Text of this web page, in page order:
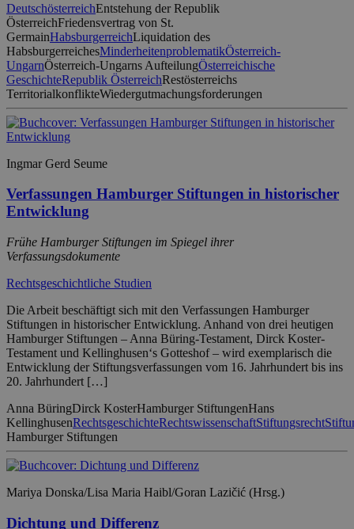
DeutschösterreichEntstehung der Republik
ÖsterreichFriedensvertrag von St.
GermainHabsburgerreichLiquidation des
HabsburgerreichesMinderheitenproblematikÖsterreich-
UngarnÖsterreich-Ungarns AufteilungÖsterreichische
GeschichteRepublik ÖsterreichRestösterreichs
TerritorialkonflikteWiedergutmachungsforderungen
Ingmar Gerd Seume
Verfassungen Hamburger Stiftungen in historischer
Entwicklung
Frühe Hamburger Stiftungen im Spiegel ihrer
Verfassungsdokumente
Rechtsgeschichtliche Studien
Die Arbeit beschäftigt sich mit den Verfassungen Hamburger
Stiftungen in historischer Entwicklung. Anhand von drei heutigen
Hamburger Stiftungen – Anna Büring-Testament, Dirck Koster-
Testament und Kellinghusen‘s Gotteshof – wird exemplarisch die
Entwicklung der Stiftungsverfassungen vom 16. Jahrhundert bis ins
20. Jahrhundert […]
Anna BüringDirck KosterHamburger StiftungenHans
KellinghusenRechtsgeschichteRechtswissenschaftStiftungsrecht
Hamburger Stiftungen
Mariya Donska/Lisa Maria Haibl/Goran Lazičić (Hrsg.)
Dichtung und Differenz